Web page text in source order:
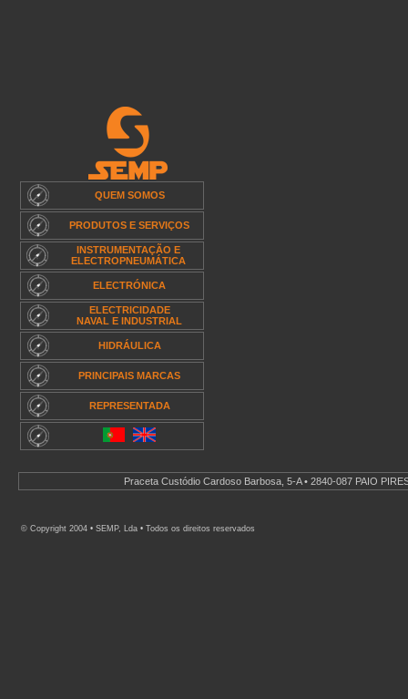
QUEM SOMOS
PRODUTOS E SERVIÇOS
INSTRUMENTAÇÃO E
ELECTROPNEUMÁTICA
ELECTRÓNICA
ELECTRICIDADE
NAVAL E INDUSTRIAL
HIDRÁULICA
PRINCIPAIS MARCAS
REPRESENTADA
Praceta Custódio Cardoso Barbosa, 5-A • 2840-087 PAIO
© Copyright 2004 • SEMP, Lda • Todos os direitos reservados